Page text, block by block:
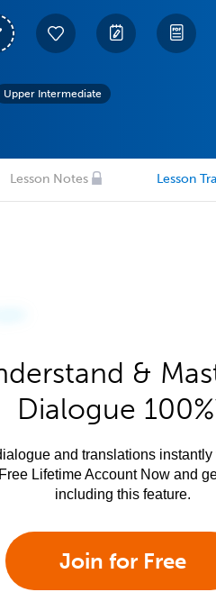
Upper Intermediate
Lesson Notes Lesson
&
Dialogue
and translations
Lifetime Account Now and
including this feature.
Join for Free